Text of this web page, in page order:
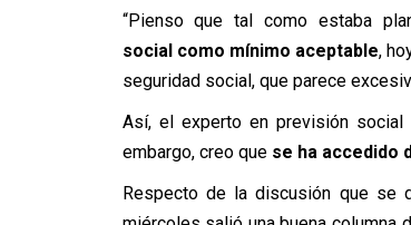
“Pienso que tal como estaba
social como mínimo aceptable,
seguridad social, que parece
Así, el experto en previsión
embargo, creo que se ha accedido
Respecto de la discusión que se